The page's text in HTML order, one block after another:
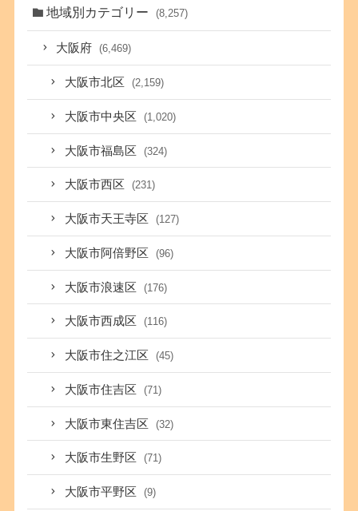
地域別カテゴリー (8,257)
大阪府 (6,469)
大阪市北区 (2,159)
大阪市中央区 (1,020)
大阪市福島区 (324)
大阪市西区 (231)
大阪市天王寺区 (127)
大阪市阿倍野区 (96)
大阪市浪速区 (176)
大阪市西成区 (116)
大阪市住之江区 (45)
大阪市住吉区 (71)
大阪市東住吉区 (32)
大阪市生野区 (71)
大阪市平野区 (9)